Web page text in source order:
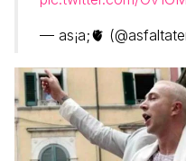
— as¡a;🫀